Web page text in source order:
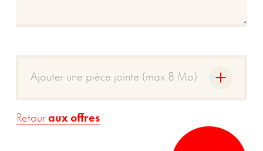
Ajouter une pièce jointe (max 8 Mo)
Retour aux offres
C'est reçu !
On revient vers vous
au plus vite.